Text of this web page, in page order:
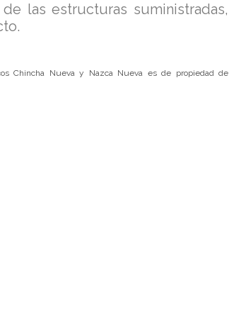
las estructuras suministradas,
Chincha Nueva y Nazca Nueva es de propiedad de